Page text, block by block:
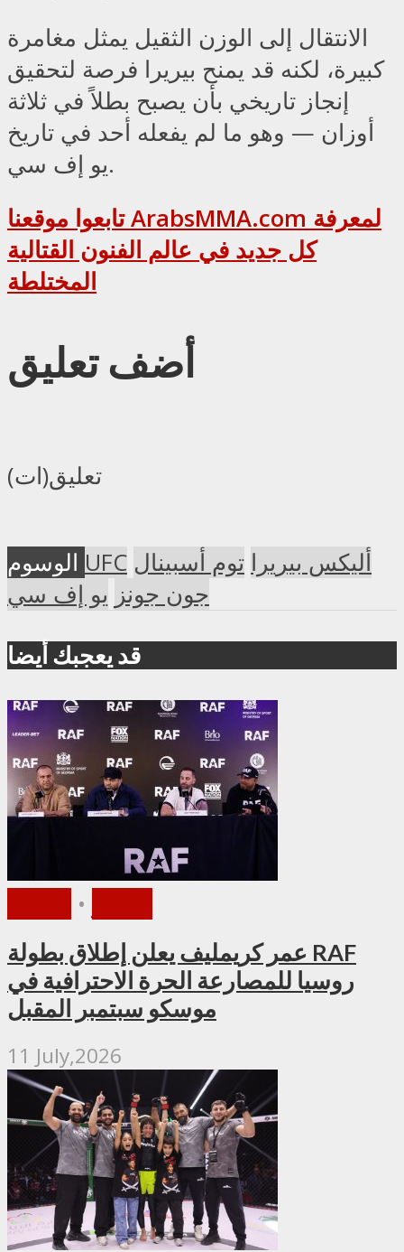
الانتقال إلى الوزن الثقيل يمثل مغامرة
كبيرة، لكنه قد يمنح بيريرا فرصة لتحقيق
إنجاز تاريخي بأن يصبح بطلاً في ثلاثة
أوزان — وهو ما لم يفعله أحد في تاريخ
يو إف سي.
تابعوا موقعنا ArabsMMA.com لمعرفة
كل جديد في عالم الفنون القتالية
المختلطة
أضف تعليق
تعليق(ات)
UFC أليكس بيريرا توم أسبينال
جون جونز يو إف سي
قد يعجبك أيضا
•
عمر كريمليف يعلن إطلاق بطولة RAF
روسيا للمصارعة الحرة الاحترافية في
موسكو سبتمبر المقبل
11 July,2026